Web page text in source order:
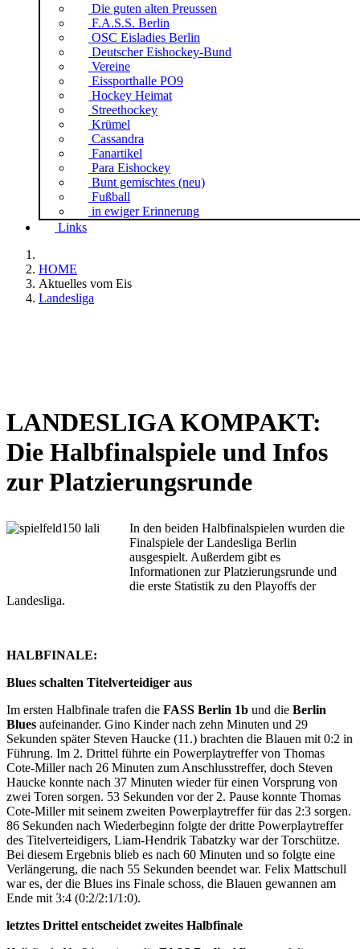
Die guten alten Preussen
F.A.S.S. Berlin
OSC Eisladies Berlin
Deutscher Eishockey-Bund
Vereine
Eissporthalle PO9
Hockey Heimat
Streethockey
Krümel
Cassandra
Fanartikel
Para Eishockey
Bunt gemischtes (neu)
Fußball
in ewiger Erinnerung
Links
HOME
Aktuelles vom Eis
Landesliga
LANDESLIGA KOMPAKT:
Die Halbfinalspiele und Infos
zur Platzierungsrunde
In den beiden Halbfinalspielen wurden die
Finalspiele der Landesliga Berlin
ausgespielt. Außerdem gibt es
Informationen zur Platzierungsrunde und
die erste Statistik zu den Playoffs der
Landesliga.
HALBFINALE:
Blues schalten Titelverteidiger aus
Im ersten Halbfinale trafen die FASS Berlin 1b und die Berlin
Blues aufeinander. Gino Kinder nach zehn Minuten und 29
Sekunden später Steven Haucke (11.) brachten die Blauen mit 0:2 in
Führung. Im 2. Drittel führte ein Powerplaytreffer von Thomas
Cote-Miller nach 26 Minuten zum Anschlusstreffer, doch Steven
Haucke konnte nach 37 Minuten wieder für einen Vorsprung von
zwei Toren sorgen. 53 Sekunden vor der 2. Pause konnte Thomas
Cote-Miller mit seinem zweiten Powerplaytreffer für das 2:3 sorgen.
86 Sekunden nach Wiederbeginn folgte der dritte Powerplaytreffer
des Titelverteidigers, Liam-Hendrik Tabatzky war der Torschütze.
Bei diesem Ergebnis blieb es nach 60 Minuten und so folgte eine
Verlängerung, die nach 55 Sekunden beendet war. Felix Mattschull
war es, der die Blues ins Finale schoss, die Blauen gewannen am
Ende mit 3:4 (0:2/2:1/1:0).
letztes Drittel entscheidet zweites Halbfinale